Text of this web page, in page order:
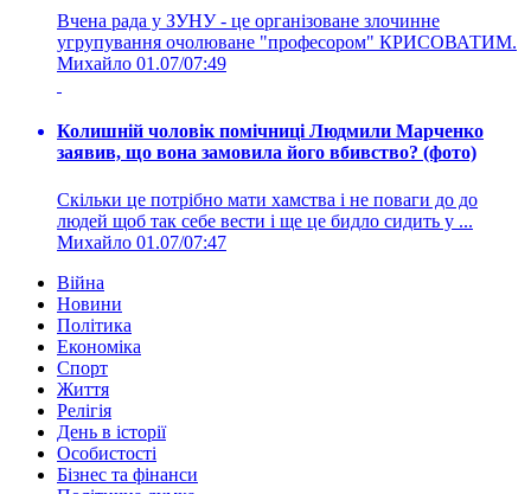
Вчена рада у ЗУНУ - це організоване злочинне
угрупування очолюване "професором" КРИСОВАТИМ.
Михайло 01.07/07:49
Колишній чоловік помічниці Людмили Марченко
заявив, що вона замовила його вбивство? (фото)
Скільки це потрібно мати хамства і не поваги до до
людей щоб так себе вести і ще це бидло сидить у ...
Михайло 01.07/07:47
Війна
Новини
Політика
Економіка
Спорт
Життя
Релігія
День в історії
Особистості
Бізнес та фінанси